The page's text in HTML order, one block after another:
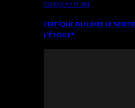
CRITIQUES D’ART
CRITIQUE DU LIVRE LE
L’ÉTOILE*